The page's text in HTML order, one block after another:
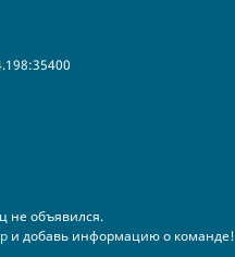
не объявился.
и добавь информацию о команде!